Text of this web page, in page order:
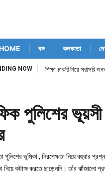
বঙ্গ কলকাতা
NOW শিক্ষা-চাকরি নিয়ে সরাসরি
পুলিশের ভূয়সী
ভূমিকা , নিরপেক্ষতা নিয়ে বহুবার
নিয়ে কটাক্ষ করতে ছাড়েননি। তাঁর ঝাঁজালো